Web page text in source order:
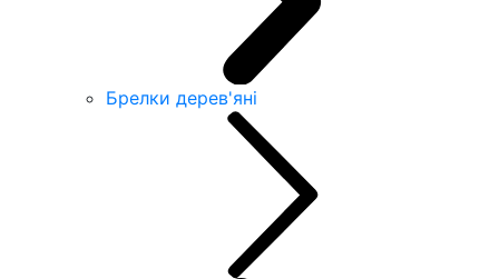
Брелки дерев'яні